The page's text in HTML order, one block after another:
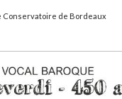
Conservatoire de Bordeaux